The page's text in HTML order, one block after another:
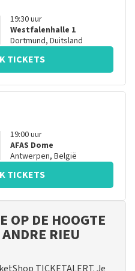
19:30uur
Westfalenhalle 1
Dortmund, Duitsland
TICKETS
19:00uur
AFAS Dome
Antwerpen, België
TICKETS
OP DE HOOGTE
RIEU